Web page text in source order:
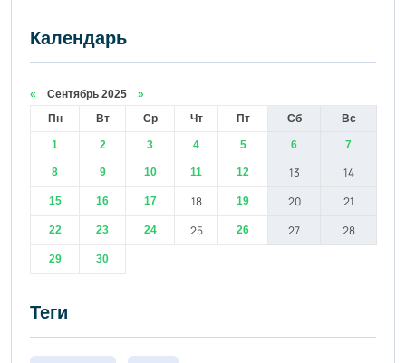
Календарь
« Сентябрь 2025 »
Пн
Вт Ср Чт Пт Сб Вс
1 2 3 4 5 6 7
8 9 10 11 12 13 14
15 16 17 18 19 20 21
22 23 24 25 26 27 28
29 30
Теги